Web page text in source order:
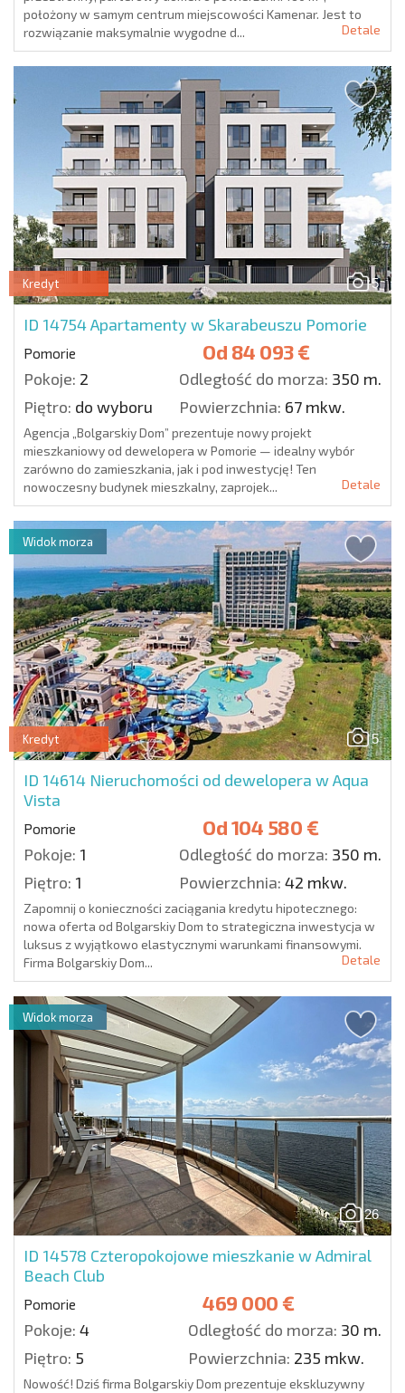
położony w samym centrum miejscowości Kamenar. Jest to
rozwiązanie maksymalnie wygodne d...
Detale
5
Kredyt
ID 14754Apartamenty w Skarabeuszu Pomorie
Pomorie Od 84 093 €
Pokoje: 2 Odległość do morza: 350 m.
Piętro: do wyboru Powierzchnia: 67 mkw.
Agencja „Bolgarskiy Dom” prezentuje nowy projekt
mieszkaniowy od dewelopera w Pomorie — idealny wybór
zarówno do zamieszkania, jak i pod inwestycję! Ten
nowoczesny budynek mieszkalny, zaprojek...
Detale
5
Kredyt
ID 14614 Nieruchomości od dewelopera w Aqua
Vista
Pomorie Od104 580 €
Pokoje: 1 Odległość do morza: 350 m.
Piętro: 1 Powierzchnia: 42 mkw.
Widok morza
Zapomnij o konieczności zaciągania kredytu hipotecznego:
nowa oferta od Bolgarskiy Dom to strategiczna inwestycja w
luksus z wyjątkowo elastycznymi warunkami finansowymi.
Firma Bolgarskiy Dom...
Detale
26
ID 14578 Czteropokojowe mieszkanie w Admiral
Beach Club
Pomorie 469 000 €
Pokoje: 4 Odległość do morza: 30 m.
Piętro: 5 Powierzchnia: 235 mkw.
Widok morza
Nowość! Dziś firma Bolgarskiy Dom prezentuje ekskluzywny